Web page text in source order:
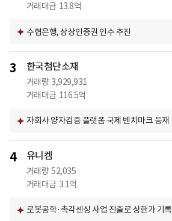
거래대금 13.8억
수협은행, 상상인증권 인수 추진
3 한국첨단소재
거래량 3,929,931
거래대금 116.5억
자회사 양자검증 플랫폼 국제 벤치마크 등재
4 유니켐
거래량 52,035
거래대금 3.1억
로봇공학·촉각센싱 사업 진출로 상한가 기록